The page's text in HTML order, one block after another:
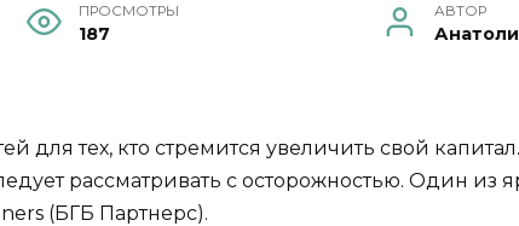
ПРОСМОТРЫ
187
АВТОР
тех, кто стремится увеличить свой
рассматривать с осторожностью. Один из
(БГБ Партнерс).